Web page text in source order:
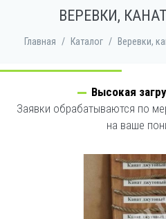
ВЕРЕВКИ,
Главная / Каталог / Веревки,
Высокая
Заявки обрабатываются по
на ваше